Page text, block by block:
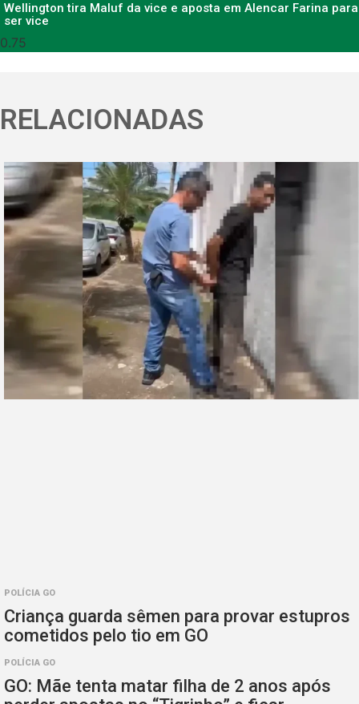
Wellington tira Maluf da vice e aposta em Alencar Farina para
ser vice
RELACIONADAS
POLÍCIA GO
Criança guarda sêmen para provar estupros
cometidos pelo tio em GO
POLÍCIA GO
GO: Mãe tenta matar filha de 2 anos após